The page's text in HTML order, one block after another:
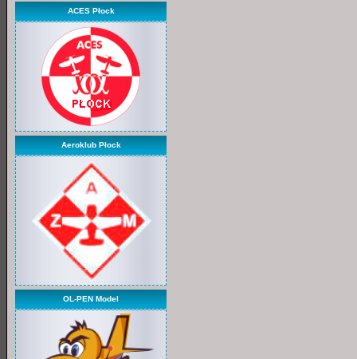
ACES Płock
Aeroklub Płock
OL-PEN Model